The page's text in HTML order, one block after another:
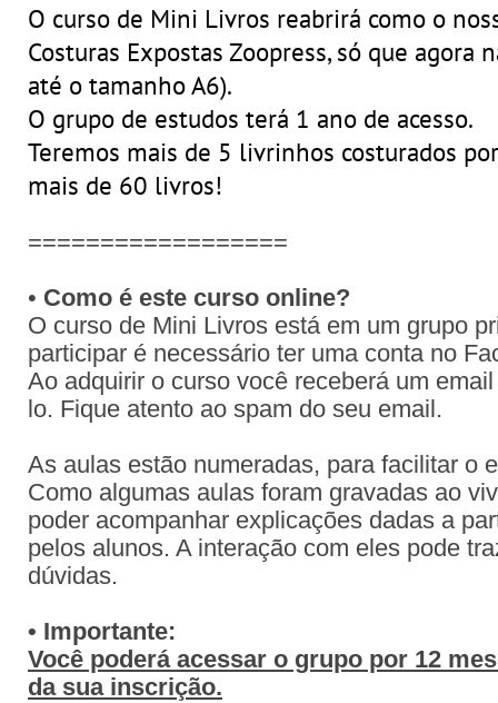
O curso de Mini Livros reabrirá como o
Costuras Expostas Zoopress, só que agora
até o tamanho A6).
O grupo de estudos terá 1 ano de acesso.
Teremos mais de 5 livrinhos costurados
mais de 60 livros!
==================
• Como é este curso online?
O curso de Mini Livros está em um grupo
participar é necessário ter uma conta no
Ao adquirir o curso você receberá um
lo. Fique atento ao spam do seu email.
As aulas estão numeradas, para facilitar o
Como algumas aulas foram gravadas ao
poder acompanhar explicações dadas a
pelos alunos. A interação com eles pode
dúvidas.
• Importante:
Você poderá acessar o grupo por 12
da sua inscrição.